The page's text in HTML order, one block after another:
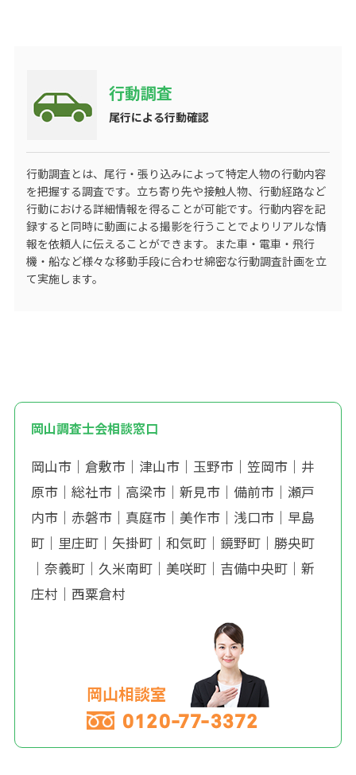
行動調査
尾行による行動確認
行動調査とは、尾行・張り込みによって特定人物の行動内容
を把握する調査です。立ち寄り先や接触人物、行動経路など
行動における詳細情報を得ることが可能です。行動内容を記
録すると同時に動画による撮影を行うことでよりリアルな情
報を依頼人に伝えることができます。また車・電車・飛行
機・船など様々な移動手段に合わせ綿密な行動調査計画を立
て実施します。
岡山調査士会相談窓口
岡山市｜ 倉敷市｜ 津山市｜ 玉野市｜ 笠岡市｜ 井
原市｜ 総社市｜ 高梁市｜ 新見市｜ 備前市｜ 瀬戸
内市｜ 赤磐市｜ 真庭市｜ 美作市｜ 浅口市｜ 早島
町｜ 里庄町｜ 矢掛町｜ 和気町｜ 鏡野町｜ 勝央町
｜ 奈義町｜ 久米南町｜ 美咲町｜ 吉備中央町｜ 新
庄村 ｜ 西粟倉村
岡山相談室
0120-77-3372